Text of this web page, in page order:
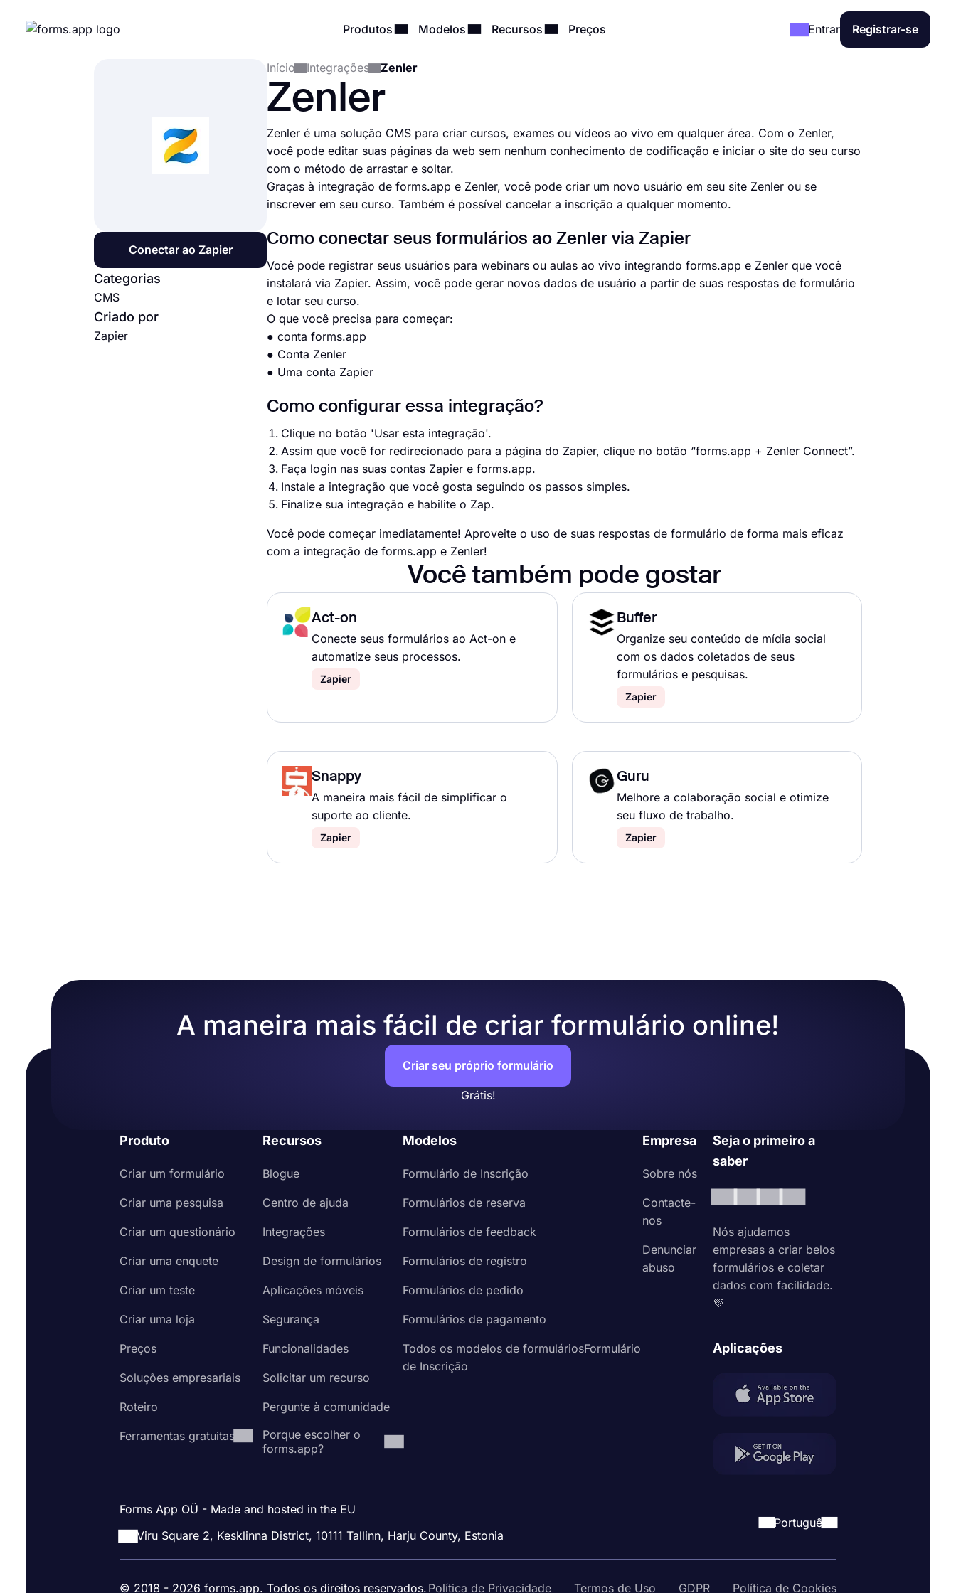
Produtos Modelos Recursos Preços Entrar Registrar-se
Conectar ao Zapier
Categorias
CMS
Criado por
Zapier
Início Integrações Zenler
Zenler
Zenler é uma solução CMS para criar cursos, exames ou vídeos ao vivo em qualquer área. Com o Zenler,
você pode editar suas páginas da web sem nenhum conhecimento de codificação e iniciar o site do seu curso
com o método de arrastar e soltar.
Graças à integração de forms.app e Zenler, você pode criar um novo usuário em seu site Zenler ou se
inscrever em seu curso. Também é possível cancelar a inscrição a qualquer momento.
Como conectar seus formulários ao Zenler via Zapier
Você pode registrar seus usuários para webinars ou aulas ao vivo integrando forms.app e Zenler que você
instalará via Zapier. Assim, você pode gerar novos dados de usuário a partir de suas respostas de formulário
e lotar seu curso.
O que você precisa para começar:
● conta forms.app
● Conta Zenler
● Uma conta Zapier
Como configurar essa integração?
Clique no botão 'Usar esta integração'.
Assim que você for redirecionado para a página do Zapier, clique no botão “forms.app + Zenler Connect”.
Faça login nas suas contas Zapier e forms.app.
Instale a integração que você gosta seguindo os passos simples.
Finalize sua integração e habilite o Zap.
Você pode começar imediatamente! Aproveite o uso de suas respostas de formulário de forma mais eficaz
com a integração de forms.app e Zenler!
Você também pode gostar
Act-on
Conecte seus formulários ao Act-on e
automatize seus processos.
Zapier
Buffer
Organize seu conteúdo de mídia social
com os dados coletados de seus
formulários e pesquisas.
Zapier
Snappy
A maneira mais fácil de simplificar o
suporte ao cliente.
Zapier
Guru
Melhore a colaboração social e otimize
seu fluxo de trabalho.
Zapier
A maneira mais fácil de criar formulário online!
Criar seu próprio formulário
Grátis!
Produto
Criar um formulário
Criar uma pesquisa
Criar um questionário
Criar uma enquete
Criar um teste
Criar uma loja
Preços
Soluções empresariais
Roteiro
Ferramentas gratuitas
Recursos
Blogue
Centro de ajuda
Integrações
Design de formulários
Aplicações móveis
Segurança
Funcionalidades
Solicitar um recurso
Pergunte à comunidade
Porque escolher o
forms.app?
Modelos
Formulário de Inscrição
Formulários de reserva
Formulários de feedback
Formulários de registro
Formulários de pedido
Formulários de pagamento
Todos os modelos de formuláriosFormulário
de Inscrição
Empresa
Sobre nós
Contacte-
nos
Denunciar
abuso
Seja o primeiro a
saber
Nós ajudamos
empresas a criar belos
formulários e coletar
dados com facilidade.
💜
Aplicações
Forms App OÜ - Made and hosted in the EU
Viru Square 2, Kesklinna District, 10111 Tallinn, Harju County, Estonia
Portuguê
© 2018 - 2026 forms.app. Todos os direitos reservados. Política de Privacidade Termos de Uso GDPR Política de Cookies